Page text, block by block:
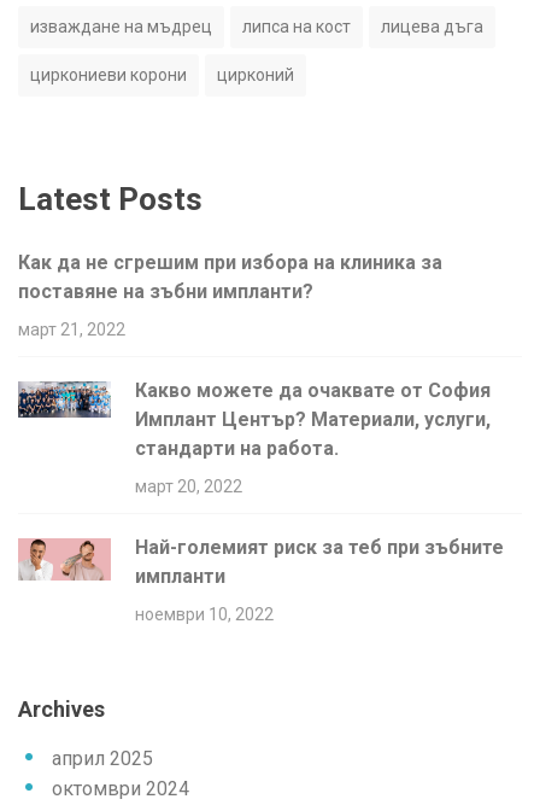
изваждане на мъдрец липса на кост лицева дъга
циркониеви корони цирконий
Latest Posts
Как да не сгрешим при избора на клиника за
поставяне на зъбни импланти?
март 21, 2022
Какво можете да очаквате от София
Имплант Център? Материали, услуги,
стандарти на работа.
март 20, 2022
Най-големият риск за теб при зъбните
импланти
ноември 10, 2022
Archives
април 2025
октомври 2024